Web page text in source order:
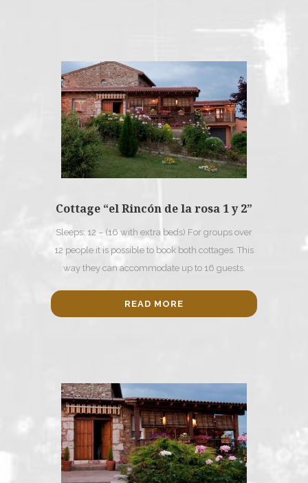
Cottage “el Rincón de la rosa 1 y 2”
Sleeps: 12 – (16 with extra beds) For groups over
12 people it is possible to book both cottages. This
way they can accommodate up to 16 guests.
READ MORE